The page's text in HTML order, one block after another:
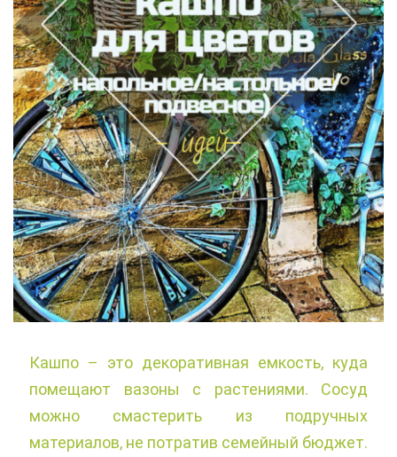
Кашпо – это декоративная емкость, куда
помещают вазоны с растениями. Сосуд
можно смастерить из подручных
материалов, не потратив семейный бюджет.